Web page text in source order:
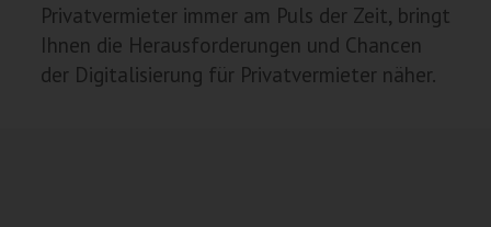
Privatvermieter immer am Puls der Zeit, bringt
Ihnen die Herausforderungen und Chancen
der Digitalisierung für Privatvermieter näher.